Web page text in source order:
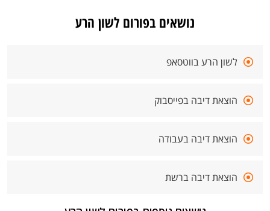
נושאים בפורום לשון הרע
לשון הרע בווטסאפ
הוצאת דיבה בפייסבוק
הוצאת דיבה בעבודה
הוצאת דיבה ברשת